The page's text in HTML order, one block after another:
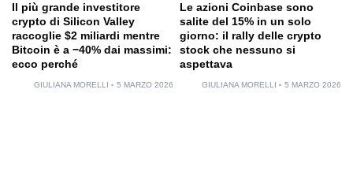
Il più grande investitore
crypto di Silicon Valley
raccoglie $2 miliardi mentre
Bitcoin è a −40% dai massimi:
ecco perché
GIULIANA MORELLI 5 MARZO 2026
Le azioni Coinbase sono
salite del 15% in un solo
giorno: il rally delle crypto
stock che nessuno si
aspettava
GIULIANA MORELLI 5 MARZO 2026